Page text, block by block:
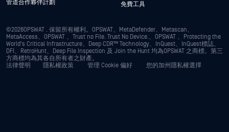
管道合作夥伴計劃 免費工具
©2026OPSWAT . 保留所有權利。OPSWAT、MetaDefender、Metascan、
MetaAccess、OPSWAT 、Trust no File. Trust No Device.、OPSWAT 、Protecting the
World's Critical Infrastructure、Deep CDR™ Technology、InQuest、InQuest標誌、
DFI、RetroHunt、Deep File Inspection 及 Join the Hunt 均為OPSWAT 之商標。第三
方商標均為其各自所有者之財產。
法律聲明
隱私權政策 管理 Cookie 偏好 您的加州隱私權選擇